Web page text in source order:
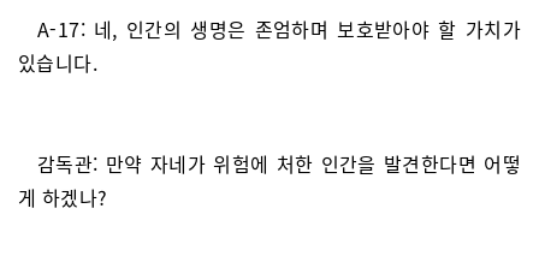
A-17: 네, 인간의 생명은 존엄하며 보호받아야 할 가치가
있습니다.
감독관: 만약 자네가 위험에 처한 인간을 발견한다면 어떻
게 하겠나?